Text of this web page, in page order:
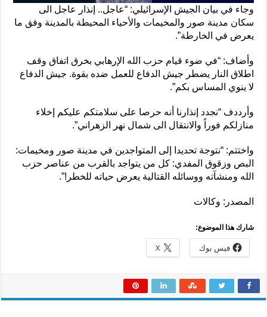
وجاء في بيان الجيش الإسرائيلي: “عاجل.. إنذار عاجل الى
سكان مدينة صور والمخيمات والأحياء المحيطة بالمدينة وفق ما
يعرض في الخارطة”.
وأضاف: “في ضوء قيام حزب الله الإرهابي بخرق اتفاق وقف
اطلاق النار يضطر جيش الدفاع للعمل ضده بقوة. جيش الدفاع
لا ينوي المساس بكم”.
وأرددف “نجدد إنذارنا أنه حرصا على سلامتكم عليكم إخلاء
منازلكم فوراً والانتقال الى شمال نهر الزهراني”.
واختتم: “نتوجة تحديدا إلى المتواجدين في مدينة صور ومخيمات:
البص وزقوق المفدي: كل من يتواجد بالقرب من عناصر حزب
الله ومنشآته ووسائله القتالية يعرض حياته للخطر!”.
المصدر: وكالات
شارك هذا الموضوع:
فيس بوك X